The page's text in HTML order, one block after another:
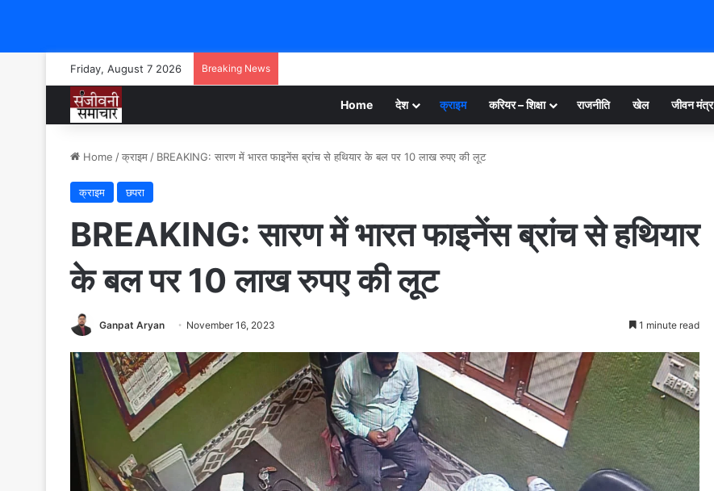
Friday, August 7 2026 Breaking News
Home देश क्राइम करियर – शिक्षा राजनीति खेल जीवन मंत्र
Home /क्राइम / BREAKING: सारण में भारत फाइनेंस ब्रांच से हथियार के बल पर 10 लाख रुपए की लूट
क्राइम छपरा
BREAKING: सारण में भारत फाइनेंस ब्रांच से हथियार
के बल पर 10 लाख रुपए की लूट
Ganpat Aryan November 16, 2023 1 minute read